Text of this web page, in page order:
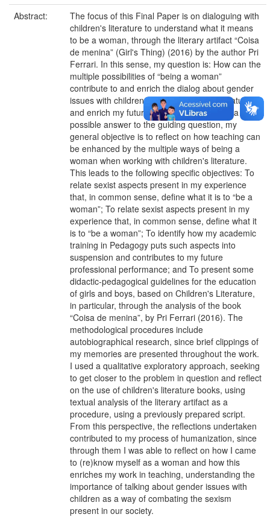
Abstract:
The focus of this Final Paper is on dialoguing with
children's literature to understand what it means
to be a woman, through the literary artifact “Coisa
de menina” (Girl's Thing) (2016) by the author Pri
Ferrari. In this sense, my question is: How can the
multiple possibilities of “being a woman”
contribute to and enrich the dialog about gender
issues with children through children's literature
and enrich my future teaching career? For a
possible answer to the guiding question, my
general objective is to reflect on how teaching can
be enhanced by the multiple ways of being a
woman when working with children's literature.
This leads to the following specific objectives: To
relate sexist aspects present in my experience
that, in common sense, define what it is to “be a
woman”; To relate sexist aspects present in my
experience that, in common sense, define what it
is to “be a woman”; To identify how my academic
training in Pedagogy puts such aspects into
suspension and contributes to my future
professional performance; and To present some
didactic-pedagogical guidelines for the education
of girls and boys, based on Children's Literature,
in particular, through the analysis of the book
“Coisa de menina”, by Pri Ferrari (2016). The
methodological procedures include
autobiographical research, since brief clippings of
my memories are presented throughout the work.
I used a qualitative exploratory approach, seeking
to get closer to the problem in question and reflect
on the use of children's literature books, using
textual analysis of the literary artifact as a
procedure, using a previously prepared script.
From this perspective, the reflections undertaken
contributed to my process of humanization, since
through them I was able to reflect on how I came
to (re)know myself as a woman and how this
enriches my work in teaching, understanding the
importance of talking about gender issues with
children as a way of combating the sexism
present in our society.